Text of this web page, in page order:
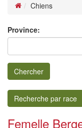
Chiens
Province:
Chercher
Recherche par race
Femelle